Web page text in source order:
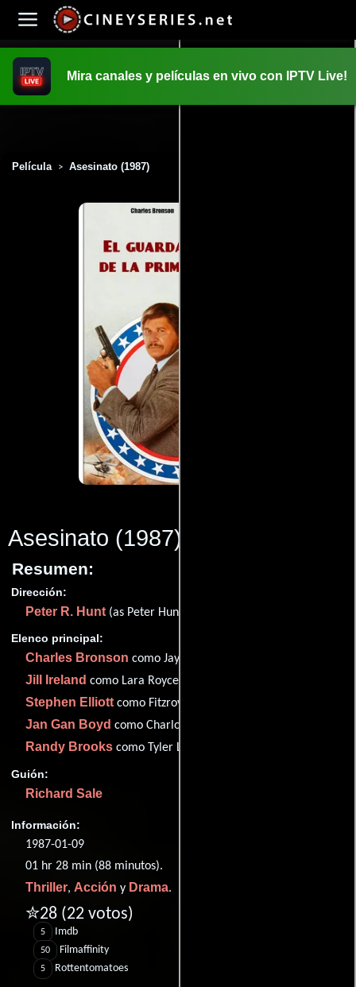
Mira canales y películas en vivo con IPTV Live!
Película > Asesinato (1987)
Asesinato (1987)
Resumen:
Dirección:
Peter R. Hunt(as Peter Hunt)
Elenco principal:
Charles Bronson como Jay Killian
Jill Ireland como Lara Royce Craig
Stephen Elliottcomo Fitzroy
Jan Gan Boyd como Charlotte Chong
Randy Brooks como Tyler Loudermilk
Guión:
Richard Sale
Información:
1987-01-09
01 hr 28 min (88 minutos).
Thriller, Acción y Drama.
✮28 (22 votos)
5 Imdb
50 Filmaffinity
5 Rottentomatoes